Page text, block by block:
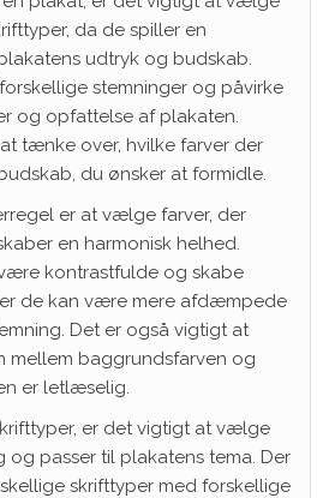
da de spiller en
udtryk og budskab.
stemninger og påvirke
og opfattelse af plakaten.
tænke over, hvilke farver der
du ønsker at formidle.
er at vælge farver, der
en harmonisk helhed.
kontrastfulde og skabe
de kan være mere afdæmpede
Det er også vigtigt at
mellem baggrundsfarven og
er letlæselig.
er det vigtigt at vælge
og passer til plakatens tema. Der
skrifttyper med forskellige